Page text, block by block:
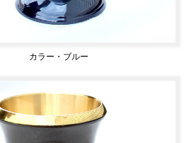
カラー・ブルー